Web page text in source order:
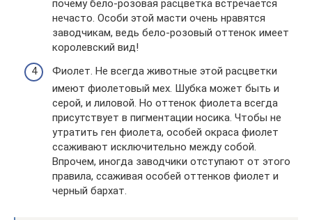
почему бело-розовая расцветка встречается
нечасто. Особи этой масти очень нравятся
заводчикам, ведь бело-розовый оттенок имеет
королевский вид!
Фиолет. Не всегда животные этой расцветки
имеют фиолетовый мех. Шубка может быть и
серой, и лиловой. Но оттенок фиолета всегда
присутствует в пигментации носика. Чтобы не
утратить ген фиолета, особей окраса фиолет
ссаживают исключительно между собой.
Впрочем, иногда заводчики отступают от этого
правила, ссаживая особей оттенков фиолет и
черный бархат.